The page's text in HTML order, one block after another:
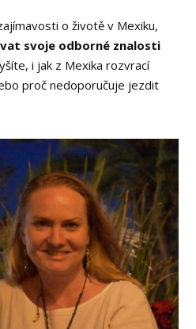
o životě v Mexiku,
svoje odborné znalosti
i jak z Mexika rozvrací
proč nedoporučuje jezdit